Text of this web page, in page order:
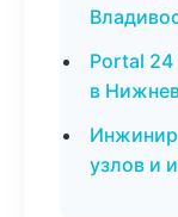
Portal
в
узлов и